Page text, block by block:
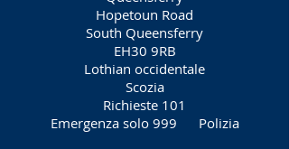
Hopetoun Road
South Queensferry
EH30 9RB
Lothian occidentale
Scozia
Richieste 101
Emergenza solo 999
Polizia